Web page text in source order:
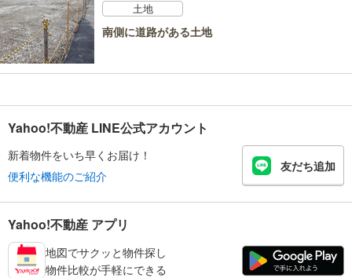
土地
南側に道路がある土地
Yahoo!不動産 LINE公式アカウント
新着物件をいち早くお届け！
便利な機能のご紹介
友だち追加
Yahoo!不動産 アプリ
地図でサクッと物件探し
物件比較が手軽にできる